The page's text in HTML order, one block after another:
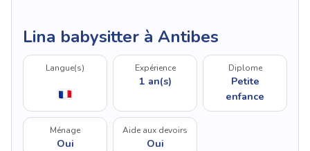
Lina babysitter à Antibes
Langue(s) Expérience
1 an(s)
Diplome
Petite
enfance
Ménage
Oui
Aide aux devoirs
Oui